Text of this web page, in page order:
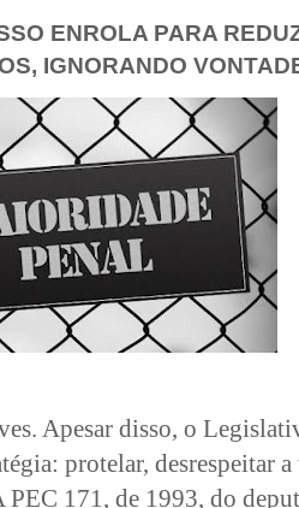
ENROLA PARA
IGNORANDO
Apesar disso, o
protelar, desrespeitar
PEC 171, de 1993, do